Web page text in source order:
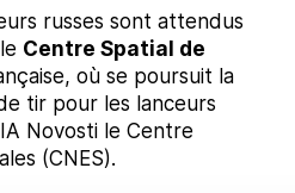
russes sont attendus
Centre Spatial de
où se poursuit la
tir pour les lanceurs
Novosti le Centre
(CNES).